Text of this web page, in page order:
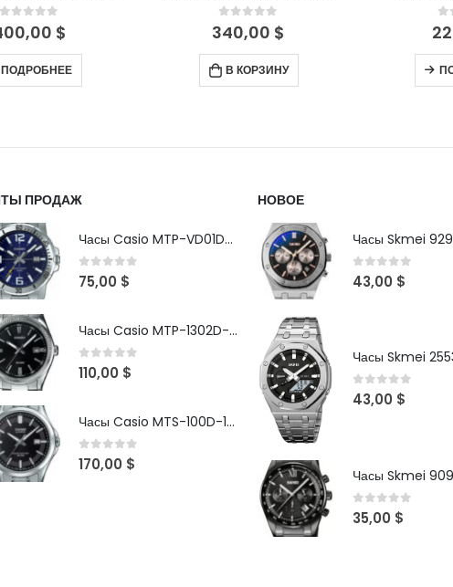
0out of 5
$
ПОДРОБНЕЕ
0 out of 5
340,00 $
В КОРЗИНУ
0
ПРОДАЖ
Часы Casio MTP-VD01D-2B
0out of 5
75,00 $
Часы Casio MTP-1302D-1A1VDF
0out of 5
110,00 $
Часы Casio MTS-100D-1AV
0out of 5
170,00 $
НОВОЕ
Часы Skmei
0 out of 5
43,00 $
Часы Skmei
0 out of 5
43,00 $
Часы Skmei
0out of 5
35,00 $